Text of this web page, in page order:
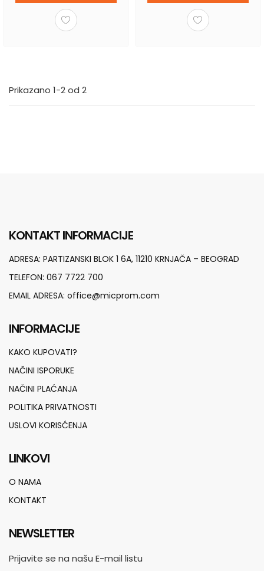
Prikazano 1-2 od 2
KONTAKT INFORMACIJE
ADRESA: PARTIZANSKI BLOK 1 6A, 11210 KRNJAČA – BEOGRAD
TELEFON: 067 7722 700
EMAIL ADRESA: office@micprom.com
INFORMACIJE
KAKO KUPOVATI?
NAČINI ISPORUKE
NAČINI PLAĆANJA
POLITIKA PRIVATNOSTI
USLOVI KORISĆENJA
LINKOVI
O NAMA
KONTAKT
NEWSLETTER
Prijavite se na našu E-mail listu